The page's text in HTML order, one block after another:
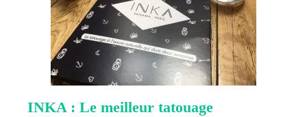
INKA : Le meilleur tatouage